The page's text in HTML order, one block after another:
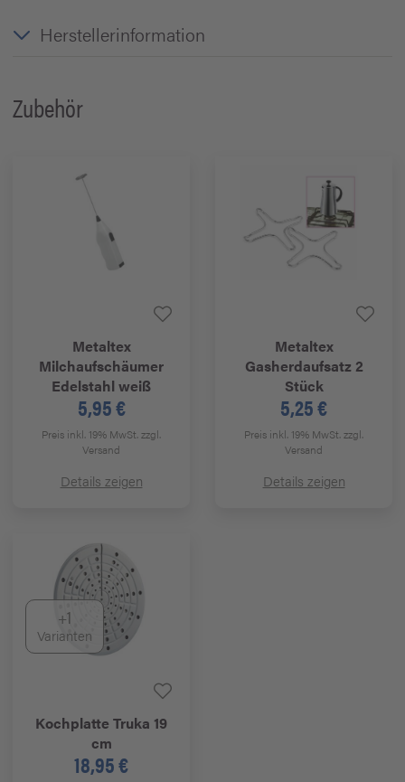
Herstellerinformation
Zubehör
Metaltex
Milchaufschäumer
Edelstahl weiß
5,95 €
Preis inkl. 19% MwSt.zzgl.
Versand
Details zeigen
Metaltex
Gasherdaufsatz 2
Stück
5,25 €
Preis inkl. 19% MwSt.zzgl.
Versand
Details zeigen
+1
Varianten
Kochplatte Truka 19
cm
18,95 €